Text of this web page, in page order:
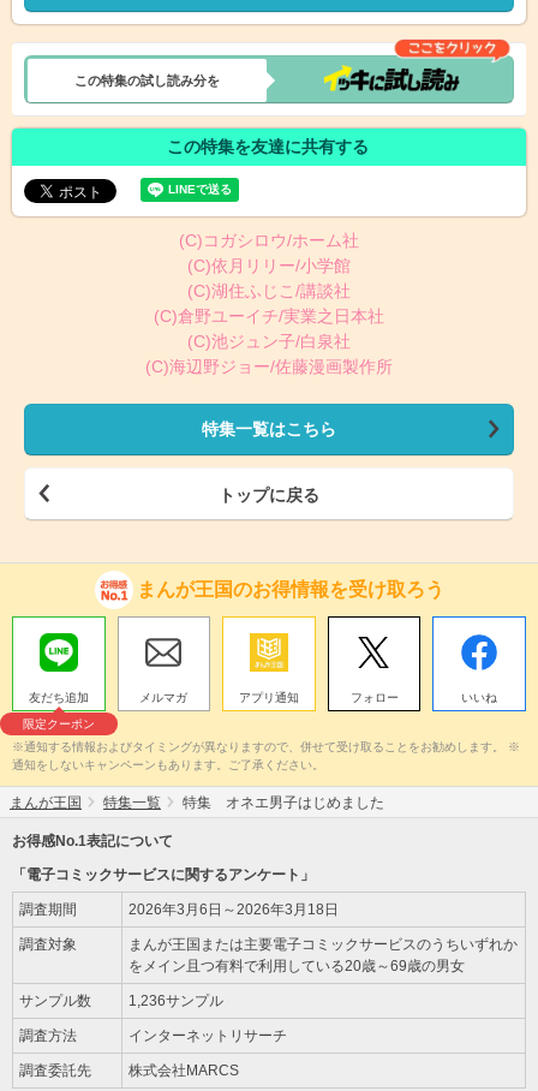
この特集の試し読み分を
この特集を友達に共有する
(C)コガシロウ/ホーム社
(C)依月リリー/小学館
(C)湖住ふじこ/講談社
(C)倉野ユーイチ/実業之日本社
(C)池ジュン子/白泉社
(C)海辺野ジョー/佐藤漫画製作所
特集一覧はこちら
トップに戻る
まんが王国のお得情報を受け取ろう
友だち追加
限定クーポン
メルマガ アプリ通知 フォロー いいね
※通知する情報およびタイミングが異なりますので、併せて受け取ることをお勧めします。 ※
通知をしないキャンペーンもあります。ご了承ください。
まんが王国 特集一覧 特集 オネエ男子はじめました
お得感No.1表記について
「電子コミックサービスに関するアンケート」
調査期間 2026年3月6日～2026年3月18日
調査対象
まんが王国または主要電子コミックサービスのうちいずれか
をメイン且つ有料で利用している20歳～69歳の男女
サンプル数 1,236サンプル
調査方法 インターネットリサーチ
調査委託先 株式会社MARCS